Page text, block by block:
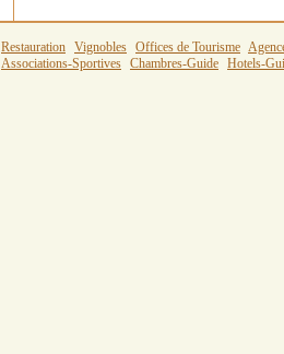
Restauration Vignobles Offices de Tourisme
Associations-Sportives Chambres-Guide Hotels-